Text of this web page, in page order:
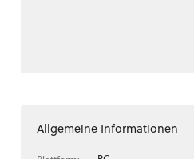
Allgemeine Informationen